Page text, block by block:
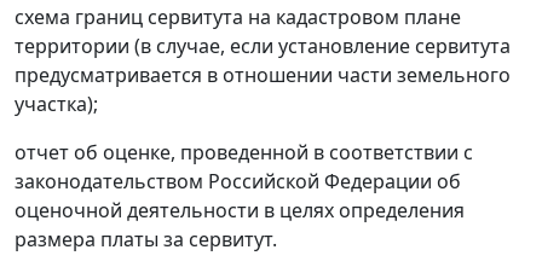
схема границ сервитута на кадастровом плане
территории (в случае, если установление сервитута
предусматривается в отношении части земельного
участка);
отчет об оценке, проведенной в соответствии с
законодательством Российской Федерации об
оценочной деятельности в целях определения
размера платы за сервитут.